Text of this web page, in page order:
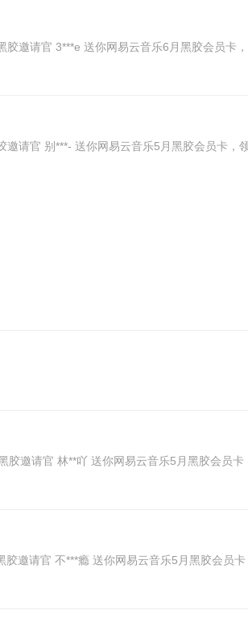
邀请官 3***e 送你网易云音乐6月黑胶会员卡
请官 别***- 送你网易云音乐5月黑胶会员卡
邀请官 林**吖 送你网易云音乐5月黑胶会员
邀请官 不***瘾 送你网易云音乐5月黑胶会员